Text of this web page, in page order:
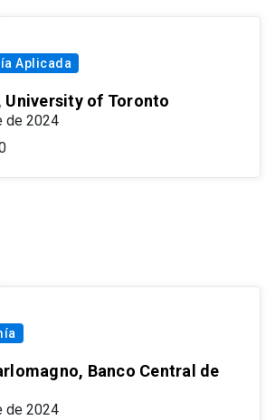
Aplicada
University of Toronto
de 2024
Banco Central de
de 2024